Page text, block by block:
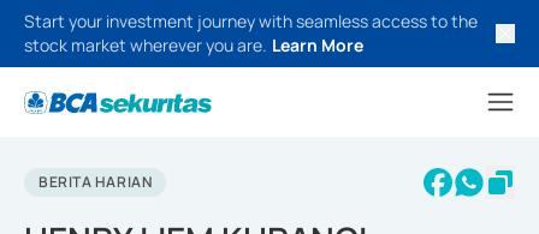
Start your investment journey with seamless access to the
stock market wherever you are. Learn More
BERITA HARIAN